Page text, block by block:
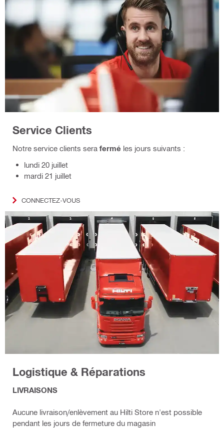
Service Clients
Notre service clients sera fermé les jours suivants :
lundi 20 juillet
mardi 21 juillet
CONNECTEZ-VOUS
Logistique & Réparations
LIVRAISONS
Aucune livraison/enlèvement au Hilti Store n'est possible
pendant les jours de fermeture du magasin